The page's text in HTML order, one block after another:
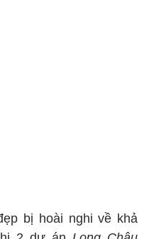
bị hoài nghi về khả